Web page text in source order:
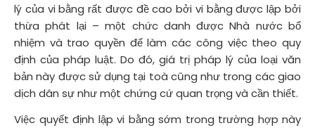
lý của vi bằng rất được đề cao bởi vi bằng được lập bởi
thừa phát lại – một chức danh được Nhà nước bổ
nhiệm và trao quyền để làm các công việc theo quy
định của pháp luật. Do đó, giá trị pháp lý của loại văn
bản này được sử dụng tại toà cũng như trong các giao
dịch dân sự như một chứng cứ quan trọng và cần thiết.
Việc quyết định lập vi bằng sớm trong trường hợp này